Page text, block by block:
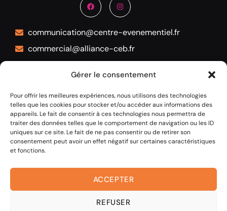
Gérer le consentement
Pour offrir les meilleures expériences, nous utilisons des technologies
telles que les cookies pour stocker et/ou accéder aux informations des
appareils. Le fait de consentir à ces technologies nous permettra de
traiter des données telles que le comportement de navigation ou les ID
uniques sur ce site. Le fait de ne pas consentir ou de retirer son
consentement peut avoir un effet négatif sur certaines caractéristiques
et fonctions.
ACCEPTER
REFUSER
communication@centre-evenementiel.fr
commercial@alliance-ceb.fr
05 53 45 72 12
1 allée Lucien Videau 24100 BERGERAC